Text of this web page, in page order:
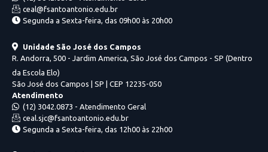
ceal@fsantoantonio.edu.br
Segunda a Sexta-feira, das 09h00 às 20h00
Unidade São José dos Campos
R. Andorra, 500 - Jardim America, São José dos Campos - SP (Dentro
da Escola Elo)
São José dos Campos | SP | CEP 12235-050
Atendimento
(12) 3042.0873 - Atendimento Geral
ceal.sjc@fsantoantonio.edu.br
Segunda a Sexta-feira, das 12h00 às 22h00